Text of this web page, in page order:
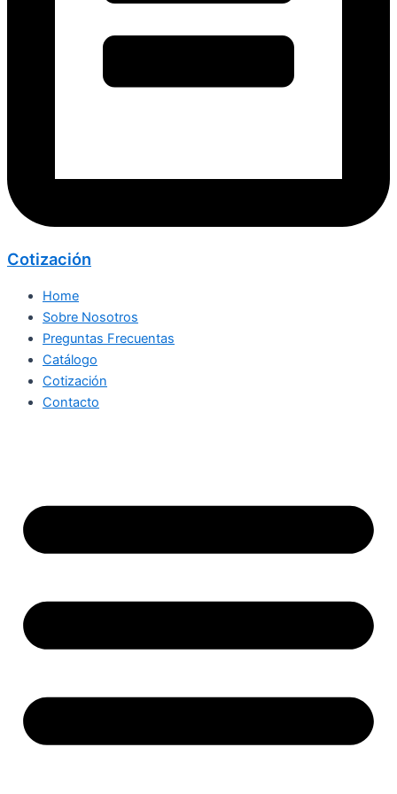
Cotización
Home
Sobre Nosotros
Preguntas Frecuentas
Catálogo
Cotización
Contacto